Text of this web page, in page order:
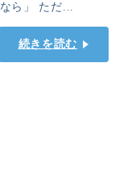
ら」 ただ...
続きを読む